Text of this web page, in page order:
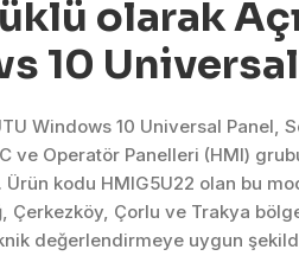
olarak
10
Windows 10 Universal Panel,
ve Operatör Panelleri (HMI)
kodu HMIG5U22 olan bu
Çerkezköy, Çorlu ve Trakya
değerlendirmeye uygun